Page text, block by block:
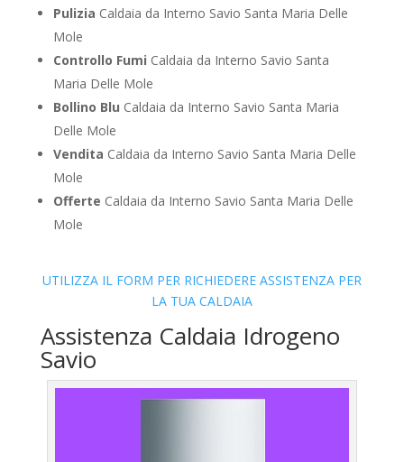
Pulizia Caldaia da Interno Savio Santa Maria Delle
Mole
Controllo Fumi Caldaia da Interno Savio Santa
Maria Delle Mole
Bollino Blu Caldaia da Interno Savio Santa Maria
Delle Mole
Vendita Caldaia da Interno Savio Santa Maria Delle
Mole
Offerte Caldaia da Interno Savio Santa Maria Delle
Mole
UTILIZZA IL FORM PER RICHIEDERE ASSISTENZA PER
LA TUA CALDAIA
Assistenza Caldaia Idrogeno
Savio